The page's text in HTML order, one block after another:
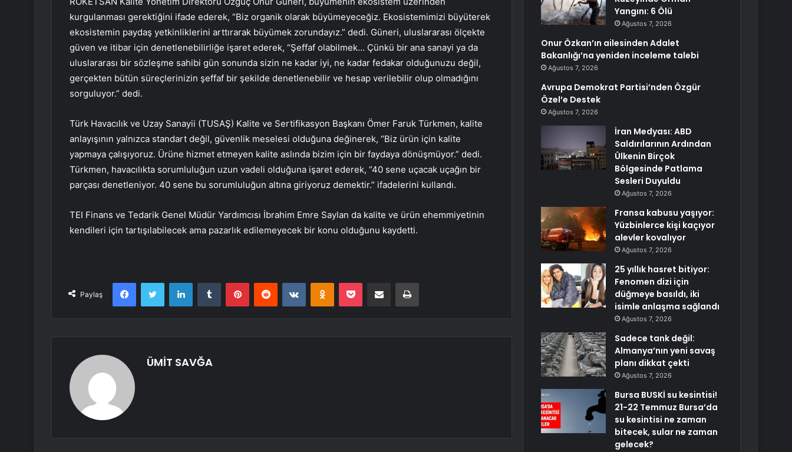
kurgulanması gerektiğini ifade ederek, “Biz organik olarak büyümeyeceğiz. Ekosistemimizi büyüterek
ekosistemin paydaş yetkinliklerini arttırarak büyümek zorundayız.” dedi. Güneri, uluslararası ölçekte
güven ve itibar için denetlenebilirliğe işaret ederek, “Şeffaf olabilmek… Çünkü bir ana sanayi ya da
uluslararası bir sözleşme sahibi gün sonunda sizin ne kadar iyi, ne kadar fedakar olduğunuzu değil,
gerçekten bütün süreçlerinizin şeffaf bir şekilde denetlenebilir ve hesap verilebilir olup olmadığını
sorguluyor.” dedi.
Türk Havacılık ve Uzay Sanayii (TUSAŞ) Kalite ve Sertifikasyon Başkanı Ömer Faruk Türkmen, kalite
anlayışının yalnızca standart değil, güvenlik meselesi olduğuna değinerek, “Biz ürün için kalite
yapmaya çalışıyoruz. Ürüne hizmet etmeyen kalite aslında bizim için bir faydaya dönüşmüyor.” dedi.
Türkmen, havacılıkta sorumluluğun uzun vadeli olduğuna işaret ederek, “40 sene uçacak uçağın bir
parçası denetleniyor. 40 sene bu sorumluluğun altına giriyoruz demektir.” ifadelerini kullandı.
TEI Finans ve Tedarik Genel Müdür Yardımcısı İbrahim Emre Saylan da kalite ve ürün ehemmiyetinin
kendileri için tartışılabilecek ama pazarlık edilemeyecek bir konu olduğunu kaydetti.
Paylaş
FacebookTwitter LinkedInTumblr PinterestReddit VKontakteOdnoklassniki
Pocket E-Posta ile paylaş Yazdır
ÜMİT SAVĞA
Yangını: 6 Ölü
Ağustos 7, 2026
Onur Özkan’ın ailesinden Adalet
Bakanlığı’na yeniden inceleme talebi
Ağustos 7, 2026
Avrupa Demokrat Partisi’nden Özgür
Özel’e Destek
Ağustos 7, 2026
İran Medyası: ABD
Saldırılarının Ardından
Ülkenin Birçok
Bölgesinde Patlama
Sesleri Duyuldu
Ağustos 7, 2026
Fransa kabusu yaşıyor:
Yüzbinlerce kişi kaçıyor
alevler kovalıyor
Ağustos 7, 2026
25 yıllık hasret bitiyor:
Fenomen dizi için
düğmeye basıldı, iki
isimle anlaşma sağlandı
Ağustos 7, 2026
Sadece tank değil:
Almanya’nın yeni savaş
planı dikkat çekti
Ağustos 7, 2026
Bursa BUSKİ su kesintisi!
21-22 Temmuz Bursa’da
su kesintisi ne zaman
bitecek, sular ne zaman
gelecek?